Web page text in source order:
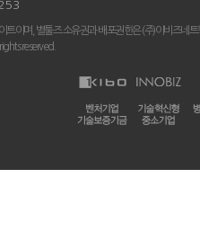
트이며, 별툴즈 소유권과 배포권한은 (주)이비즈네
reserved.